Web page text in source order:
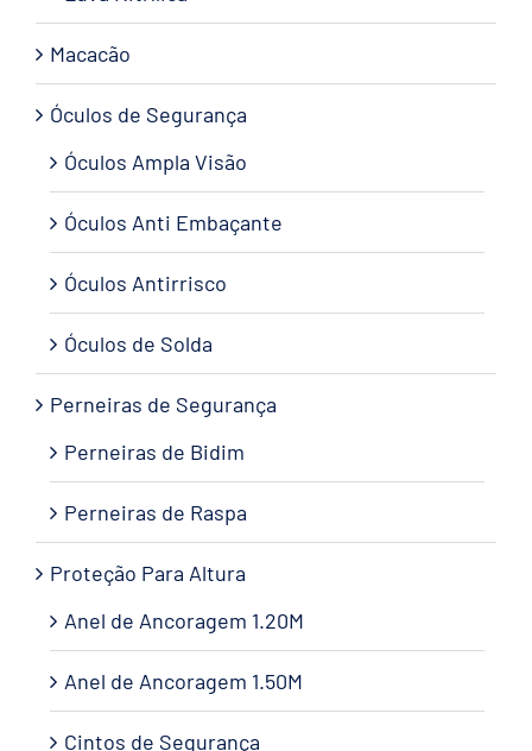
Macacão
Óculos de Segurança
Óculos Ampla Visão
Óculos Anti Embaçante
Óculos Antirrisco
Óculos de Solda
Perneiras de Segurança
Perneiras de Bidim
Perneiras de Raspa
Proteção Para Altura
Anel de Ancoragem 1.20M
Anel de Ancoragem 1.50M
Cintos de Segurança